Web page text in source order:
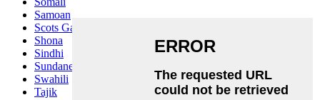
Samoan
Scots Gaelic
Shona
Sindhi
Sundanese
Swahili
Tajik